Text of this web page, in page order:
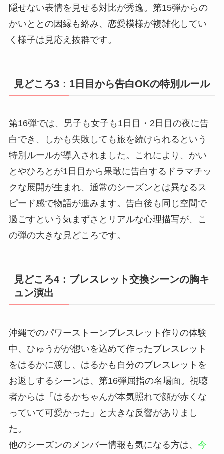
隠せない表情を見せる対比が秀逸。第15弾からの
かいととの因縁も絡み、恋愛模様が複雑化してい
く様子は見応え抜群です。
見どころ3：1日目から告白OKの特別ルール
第16弾では、男子も女子も1日目・2日目の夜に告
白でき、しかも失敗しても旅を続けられるという
特別ルールが導入されました。これにより、かい
とやひろとが1日目から果敢に告白するドラマチッ
クな展開が生まれ、通常のシーズンとは異なるス
ピード感で物語が進みます。告白後も同じ空間で
過ごすという気まずさとリアルな心理描写が、こ
の弾の大きな見どころです。
見どころ4：ブレスレット交換シーンの胸キ
ュン演出
沖縄でのパワーストーンブレスレット作りの体験
中、ひゅうがが想いを込めて作ったブレスレット
をはるかに渡し、はるかも自分のブレスレットを
お返しするシーンは、第16弾屈指の名場面。視聴
者からは「はるかちゃんが本気照れで顔が赤くな
っていて可愛かった」と大きな反響がありまし
た。
他のシーズンのメンバー情報も気になる方は、 今